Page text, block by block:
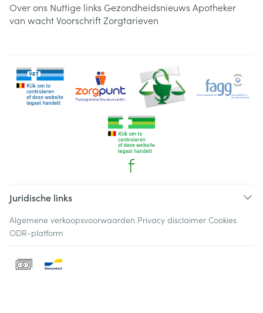
Over ons Nuttige links Gezondheidsnieuws Apotheker
van wachtVoorschriftZorgtarieven
Juridische links
Algemene verkoopsvoorwaarden Privacy disclaimer Cookies
ODR-platform